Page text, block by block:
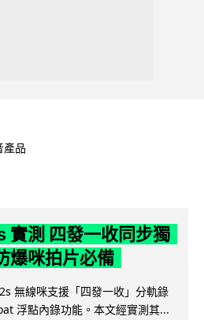
產品
測 四發一收同步獨
爆咪拍片必備
無線咪支援「四發一收」分軌錄
浮點內錄功能。本文經實測其...